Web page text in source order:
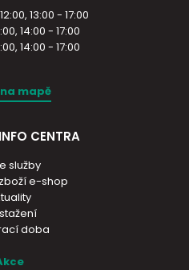
13:00 - 17:00
14:00 - 17:00
14:00 - 17:00
mapě
CENTRA
služby
e-shop
doba